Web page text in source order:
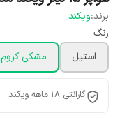
برند:ویکند
رنگ
استیل
مشکی کروم
گارانتی 18 ماهه ویکند